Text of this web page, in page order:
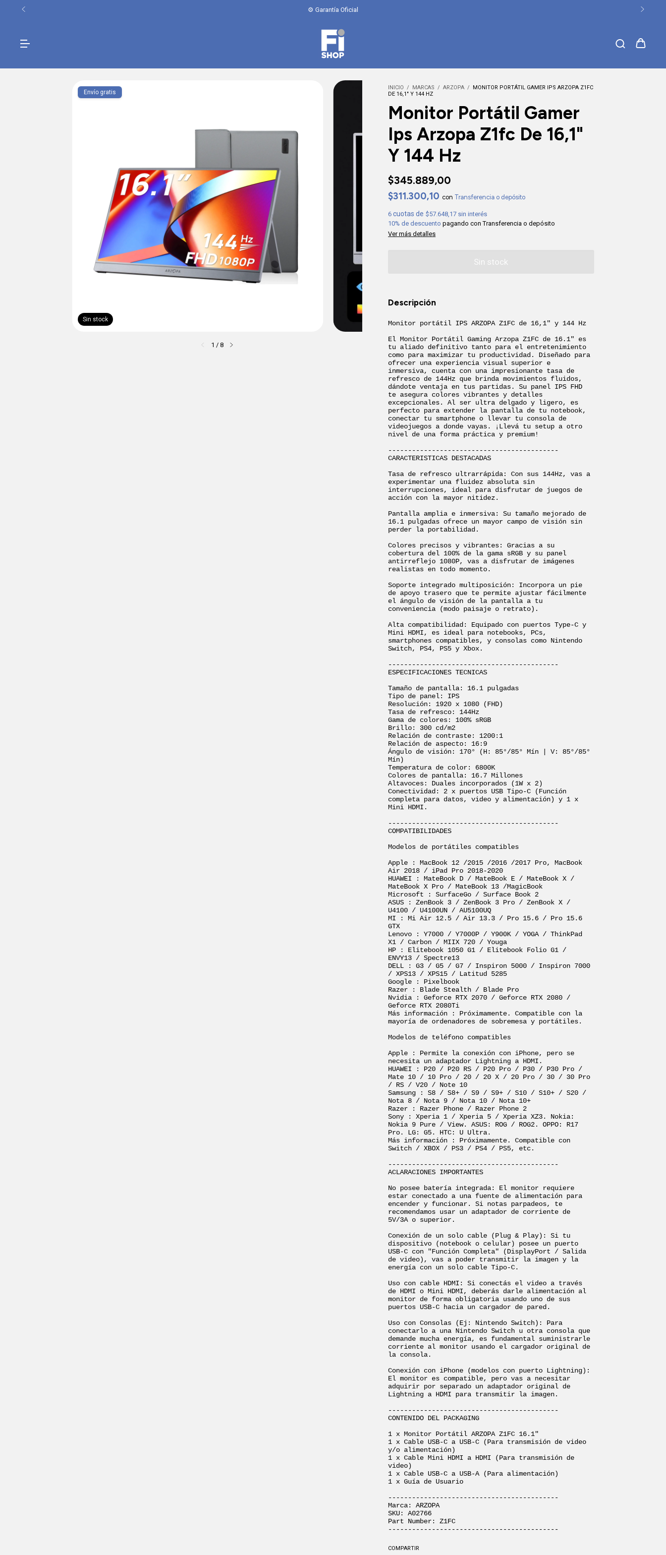
⚙️ Garantía Oficial
Sin stock
Envío gratis
1 / 8
INICIO / MARCAS / ARZOPA /
MONITOR PORTÁTIL GAMER IPS ARZOPA Z1FC
DE 16,1" Y 144 HZ
Monitor Portátil Gamer
Ips Arzopa Z1fc De 16,1"
Y 144 Hz
$345.889,00
$311.300,10 con Transferencia o depósito
6 $57.648,17 sin interés
10% de descuento pagando con Transferencia o depósito
Ver más detalles
Descripción
Monitor portátil IPS ARZOPA Z1FC de 16,1" y 144 Hz
El Monitor Portátil Gaming Arzopa Z1FC de 16.1" es
tu aliado definitivo tanto para el entretenimiento
como para maximizar tu productividad. Diseñado para
ofrecer una experiencia visual superior e
inmersiva, cuenta con una impresionante tasa de
refresco de 144Hz que brinda movimientos fluidos,
dándote ventaja en tus partidas. Su panel IPS FHD
te asegura colores vibrantes y detalles
excepcionales. Al ser ultra delgado y ligero, es
perfecto para extender la pantalla de tu notebook,
conectar tu smartphone o llevar tu consola de
videojuegos a donde vayas. ¡Llevá tu setup a otro
nivel de una forma práctica y premium!
-------------------------------------------
CARACTERISTICAS DESTACADAS
Tasa de refresco ultrarrápida: Con sus 144Hz, vas a
experimentar una fluidez absoluta sin
interrupciones, ideal para disfrutar de juegos de
acción con la mayor nitidez.
Pantalla amplia e inmersiva: Su tamaño mejorado de
16.1 pulgadas ofrece un mayor campo de visión sin
perder la portabilidad.
Colores precisos y vibrantes: Gracias a su
cobertura del 100% de la gama sRGB y su panel
antirreflejo 1080P, vas a disfrutar de imágenes
realistas en todo momento.
Soporte integrado multiposición: Incorpora un pie
de apoyo trasero que te permite ajustar fácilmente
el ángulo de visión de la pantalla a tu
conveniencia (modo paisaje o retrato).
Alta compatibilidad: Equipado con puertos Type-C y
Mini HDMI, es ideal para notebooks, PCs,
smartphones compatibles, y consolas como Nintendo
Switch, PS4, PS5 y Xbox.
-------------------------------------------
ESPECIFICACIONES TECNICAS
Tamaño de pantalla: 16.1 pulgadas
Tipo de panel: IPS
Resolución: 1920 x 1080 (FHD)
Tasa de refresco: 144Hz
Gama de colores: 100% sRGB
Brillo: 300 cd/m2
Relación de contraste: 1200:1
Relación de aspecto: 16:9
Ángulo de visión: 170° (H: 85°/85° Mín | V: 85°/85°
Mín)
Temperatura de color: 6800K
Colores de pantalla: 16.7 Millones
Altavoces: Duales incorporados (1W x 2)
Conectividad: 2 x puertos USB Tipo-C (Función
completa para datos, video y alimentación) y 1 x
Mini HDMI.
-------------------------------------------
COMPATIBILIDADES
Modelos de portátiles compatibles
Apple : MacBook 12 /2015 /2016 /2017 Pro, MacBook
Air 2018 / iPad Pro 2018-2020
HUAWEI : MateBook D / MateBook E / MateBook X /
MateBook X Pro / MateBook 13 /MagicBook
Microsoft : SurfaceGo / Surface Book 2
ASUS : ZenBook 3 / ZenBook 3 Pro / ZenBook X /
U4100 / U4100UN / AU5100UQ
MI : Mi Air 12.5 / Air 13.3 / Pro 15.6 / Pro 15.6
GTX
Lenovo : Y7000 / Y7000P / Y900K / YOGA / ThinkPad
X1 / Carbon / MIIX 720 / Youga
HP : Elitebook 1050 G1 / Elitebook Folio G1 /
ENVY13 / Spectre13
DELL : G3 / G5 / G7 / Inspiron 5000 / Inspiron 7000
/ XPS13 / XPS15 / Latitud 5285
Google : Pixelbook
Razer : Blade Stealth / Blade Pro
Nvidia : Geforce RTX 2070 / Geforce RTX 2080 /
Geforce RTX 2080Ti
Más información : Próximamente. Compatible con la
mayoría de ordenadores de sobremesa y portátiles.
Modelos de teléfono compatibles
Apple : Permite la conexión con iPhone, pero se
necesita un adaptador Lightning a HDMI.
HUAWEI : P20 / P20 RS / P20 Pro / P30 / P30 Pro /
Mate 10 / 10 Pro / 20 / 20 X / 20 Pro / 30 / 30 Pro
/ RS / V20 / Note 10
Samsung : S8 / S8+ / S9 / S9+ / S10 / S10+ / S20 /
Nota 8 / Nota 9 / Nota 10 / Nota 10+
Razer : Razer Phone / Razer Phone 2
Sony : Xperia 1 / Xperia 5 / Xperia XZ3. Nokia:
Nokia 9 Pure / View. ASUS: ROG / ROG2. OPPO: R17
Pro. LG: G5. HTC: U Ultra.
Más información : Próximamente. Compatible con
Switch / XBOX / PS3 / PS4 / PS5, etc.
-------------------------------------------
ACLARACIONES IMPORTANTES
No posee batería integrada: El monitor requiere
estar conectado a una fuente de alimentación para
encender y funcionar. Si notas parpadeos, te
recomendamos usar un adaptador de corriente de
5V/3A o superior.
Conexión de un solo cable (Plug & Play): Si tu
dispositivo (notebook o celular) posee un puerto
USB-C con "Función Completa" (DisplayPort / Salida
de video), vas a poder transmitir la imagen y la
energía con un solo cable Tipo-C.
Uso con cable HDMI: Si conectás el video a través
de HDMI o Mini HDMI, deberás darle alimentación al
monitor de forma obligatoria usando uno de sus
puertos USB-C hacia un cargador de pared.
Uso con Consolas (Ej: Nintendo Switch): Para
conectarlo a una Nintendo Switch u otra consola que
demande mucha energía, es fundamental suministrarle
corriente al monitor usando el cargador original de
la consola.
Conexión con iPhone (modelos con puerto Lightning):
El monitor es compatible, pero vas a necesitar
adquirir por separado un adaptador original de
Lightning a HDMI para transmitir la imagen.
-------------------------------------------
CONTENIDO DEL PACKAGING
1 x Monitor Portátil ARZOPA Z1FC 16.1"
1 x Cable USB-C a USB-C (Para transmisión de video
y/o alimentación)
1 x Cable Mini HDMI a HDMI (Para transmisión de
video)
1 x Cable USB-C a USB-A (Para alimentación)
1 x Guía de Usuario
-------------------------------------------
Marca: ARZOPA
SKU: A02766
Part Number: Z1FC
-------------------------------------------
COMPARTIR